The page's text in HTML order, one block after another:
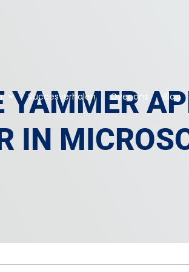
Succesverhalen Over ons Blog
YAMMER
IN